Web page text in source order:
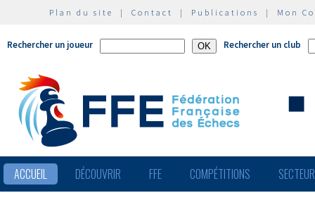
Plan du site | Contact | Publications | Mon
Rechercher un joueur Rechercher un club
ACCUEIL DÉCOUVRIR FFE COMPÉTITIONS